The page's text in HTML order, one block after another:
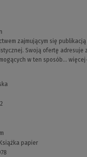
zajmującym się
Swoją ofertę adresuje
w ten sposób...
Książka papier